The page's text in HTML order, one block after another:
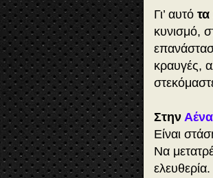
Γι’ αυτό τα
κυνισμό,
κραυγές,
Στην
Είναι
Να